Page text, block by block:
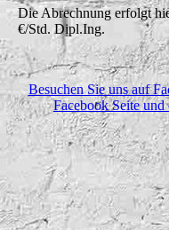
Die Abrechnung erfolgt
€/Std. Dipl.Ing.
Besuchen Sie uns auf
Facebook Seite und